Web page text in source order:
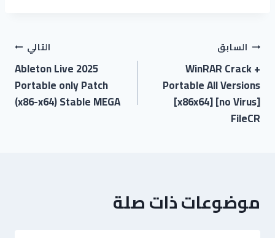
السابق
WinRAR Crack +
Portable All Versions
[x86x64] [no Virus]
FileCR
التالي
Ableton Live 2025
Portable only Patch
(x86-x64) Stable MEGA
موضوعات ذات صلة